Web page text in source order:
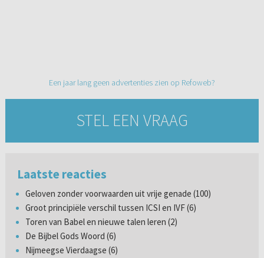
Een jaar lang geen advertenties zien op Refoweb?
STEL EEN VRAAG
Laatste reacties
Geloven zonder voorwaarden uit vrije genade (100)
Groot principiële verschil tussen ICSI en IVF (6)
Toren van Babel en nieuwe talen leren (2)
De Bijbel Gods Woord (6)
Nijmeegse Vierdaagse (6)